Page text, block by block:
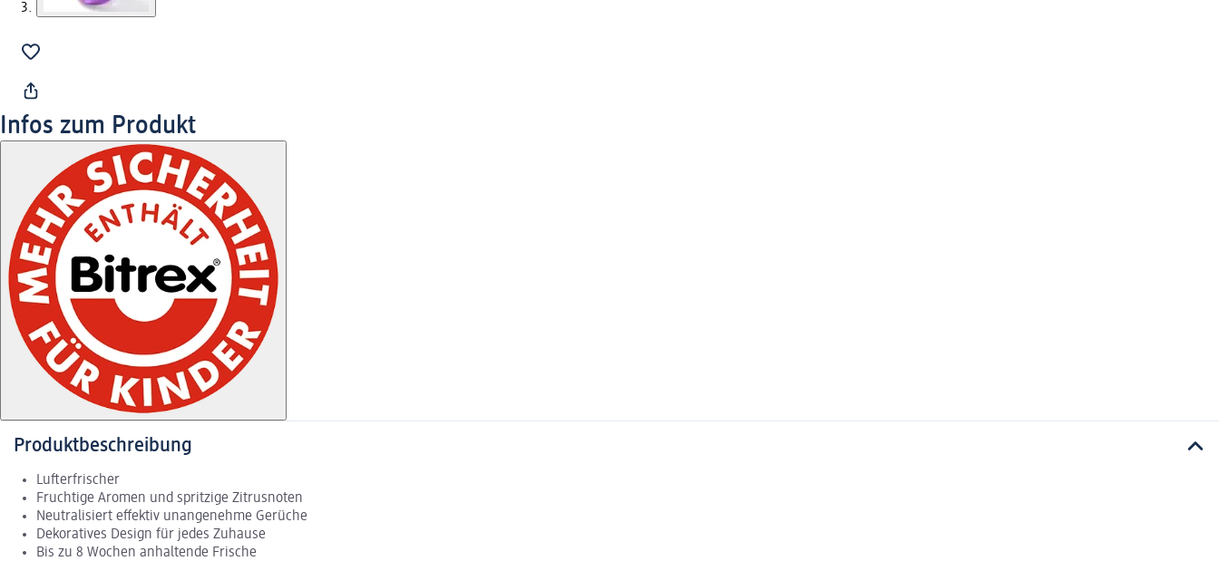
Infos zum Produkt
Produktbeschreibung
Lufterfrischer
Fruchtige Aromen und spritzige Zitrusnoten
Neutralisiert effektiv unangenehme Gerüche
Dekoratives Design für jedes Zuhause
Bis zu 8 Wochen anhaltende Frische